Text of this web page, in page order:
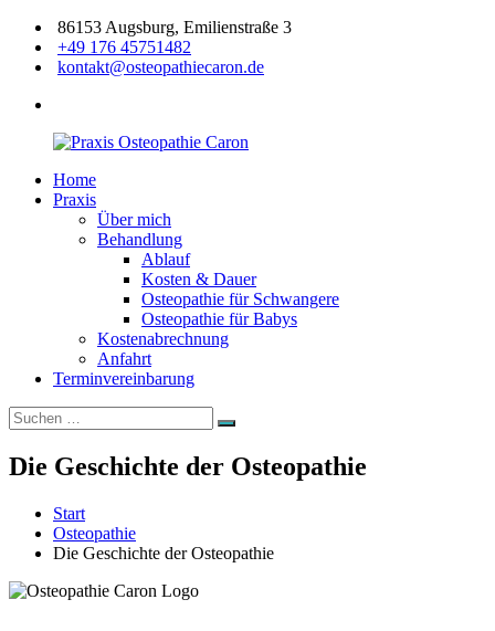
Zum
Inhalt
springen
86153 Augsburg, Emilienstraße 3
+49 176 45751482
kontakt@osteopathiecaron.de
Praxis
Osteopathie
Zertifizierte
Osteopathin
Home
Praxis
Über mich
Behandlung
Ablauf
Kosten & Dauer
Osteopathie für Schwangere
Osteopathie für Babys
Kostenabrechnung
Anfahrt
Terminvereinbarung
Suchen
nach:
Suchen
Die Geschichte der Osteopathie
Start
Osteopathie
Die Geschichte der Osteopathie